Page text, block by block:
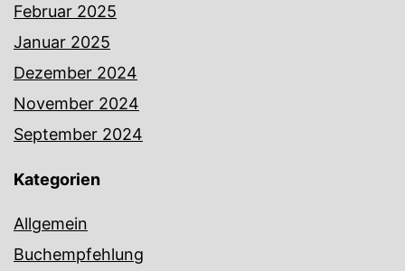
Februar 2025
Januar 2025
Dezember 2024
November 2024
September 2024
Kategorien
Allgemein
Buchempfehlung